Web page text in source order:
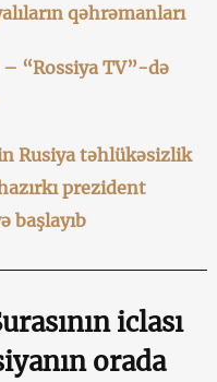
qəhrəmanları
“Rossiya TV”-də
Rusiya təhlükəsizlik
prezident
başlayıb
iclası
orada